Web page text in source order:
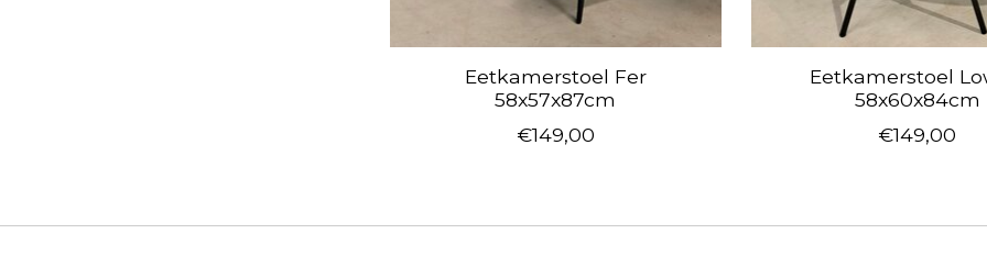
Eetkamerstoel Fer
58x57x87cm
€149,00
Eetkamerstoel
58x60x84cm
€149,00